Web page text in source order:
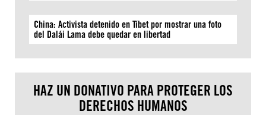
China: Activista detenido en Tíbet por mostrar una foto
del Dalái Lama debe quedar en libertad
HAZ UN DONATIVO PARA PROTEGER LOS
DERECHOS HUMANOS